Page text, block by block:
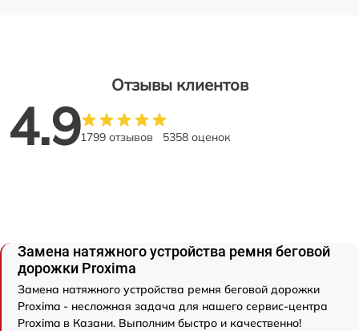
Отзывы клиентов
4.91799 отзывов 5358 оценок
Замена натяжного устройства ремня беговой
дорожки Proxima
Замена натяжного устройства ремня беговой дорожки
Proxima - несложная задача для нашего сервис-центра
Proxima в Казани. Выполним быстро и качественно!